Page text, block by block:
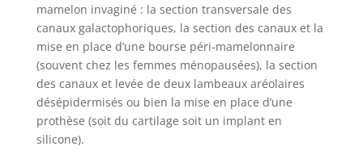
mamelon invaginé : la section transversale des
canaux galactophoriques, la section des canaux et la
mise en place d’une bourse péri-mamelonnaire
(souvent chez les femmes ménopausées), la section
des canaux et levée de deux lambeaux aréolaires
désépidermisés ou bien la mise en place d’une
prothèse (soit du cartilage soit un implant en
silicone).